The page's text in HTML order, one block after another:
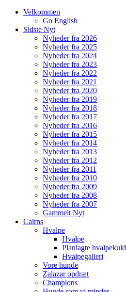
Velkommen
Go English
Sidste Nyt
Nyheder fra 2026
Nyheder fra 2025
Nyheder fra 2024
Nyheder fra 2023
Nyheder fra 2022
Nyheder fra 2021
Nyheder fra 2020
Nyheder fra 2019
Nyheder fra 2018
Nyheder fra 2017
Nyheder fra 2016
Nyheder fra 2015
Nyheder fra 2014
Nyheder fra 2013
Nyheder fra 2012
Nyheder fra 2011
Nyheder fra 2010
Nyheder fra 2009
Nyheder fra 2008
Nyheder fra 2007
Gammelt Nyt
Cairns
Hvalpe
Hvalpe
Planlagte hvalpekuld
Hvalpegalleri
Vore hunde
Zalazar opdræt
Champions